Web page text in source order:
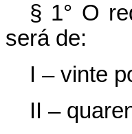
§ 1° O
será de:
I – vinte
II –